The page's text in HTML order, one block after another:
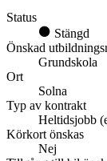
Status
Stängd
Önskad
Grundskola
Ort
Solna
Typ av kontrakt
Heltidsjobb
Körkort önskas
Nej